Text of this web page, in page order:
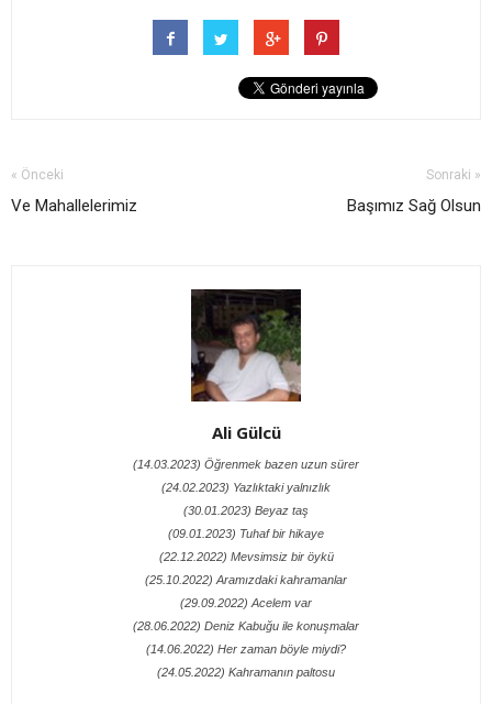
« Önceki
Ve Mahallelerimiz
Sonraki »
Başımız Sağ Olsun
Ali Gülcü
(14.03.2023) Öğrenmek bazen uzun sürer
(24.02.2023) Yazlıktaki yalnızlık
(30.01.2023) Beyaz taş
(09.01.2023) Tuhaf bir hikaye
(22.12.2022) Mevsimsiz bir öykü
(25.10.2022) Aramızdaki kahramanlar
(29.09.2022) Acelem var
(28.06.2022) Deniz Kabuğu ile konuşmalar
(14.06.2022) Her zaman böyle miydi?
(24.05.2022) Kahramanın paltosu